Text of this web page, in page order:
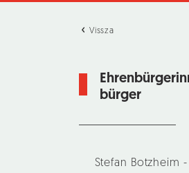
Vissza
bürger
Stefan Botzheim